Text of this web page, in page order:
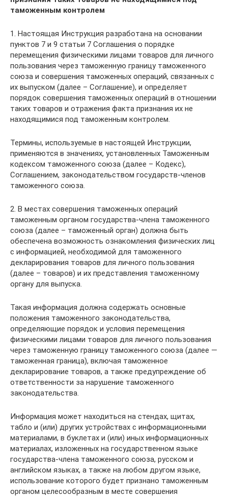
таможенным контролем
1. Настоящая Инструкция разработана на основании
пунктов 7 и 9 статьи 7 Соглашения о порядке
перемещения физическими лицами товаров для личного
пользования через таможенную границу таможенного
союза и совершения таможенных операций, связанных с
их выпуском (далее – Соглашение), и определяет
порядок совершения таможенных операций в отношении
таких товаров и отражения факта признания их не
находящимися под таможенным контролем.
Термины, используемые в настоящей Инструкции,
применяются в значениях, установленных Таможенным
кодексом таможенного союза (далее – Кодекс),
Соглашением, законодательством государств-членов
таможенного союза.
2. В местах совершения таможенных операций
таможенным органом государства-члена таможенного
союза (далее – таможенный орган) должна быть
обеспечена возможность ознакомления физических лиц
с информацией, необходимой для таможенного
декларирования товаров для личного пользования
(далее – товаров) и их представления таможенному
органу для выпуска.
Такая информация должна содержать основные
положения таможенного законодательства,
определяющие порядок и условия перемещения
физическими лицами товаров для личного пользования
через таможенную границу таможенного союза (далее —
таможенная граница), включая таможенное
декларирование товаров, а также предупреждение об
ответственности за нарушение таможенного
законодательства.
Информация может находиться на стендах, щитах,
табло и (или) других устройствах с информационными
материалами, в буклетах и (или) иных информационных
материалах, изложенных на государственном языке
государства-члена таможенного союза, русском и
английском языках, а также на любом другом языке,
использование которого будет признано таможенным
органом целесообразным в месте совершения